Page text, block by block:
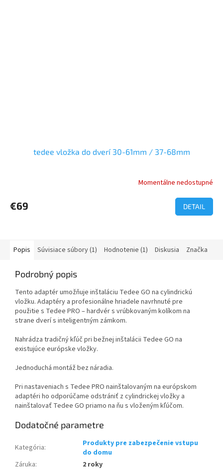
tedee vložka do dverí 30-61mm / 37-68mm
produktu
je
hviezdičiek.
Momentálne nedostupné
€69 DETAIL
Popis Súvisiace súbory (1) Hodnotenie (1) Diskusia Značka
Podrobný popis
Tento adaptér umožňuje inštaláciu Tedee GO na cylindrickú
vložku. Adaptéry a profesionálne hriadele navrhnuté pre
použitie s Tedee PRO – hardvér s vrúbkovaným kolíkom na
strane dverí s inteligentným zámkom.
Nahrádza tradičný kľúč pri bežnej inštalácii Tedee GO na
existujúce európske vložky.
Jednoduchá montáž bez náradia.
Pri nastaveniach s Tedee PRO nainštalovaným na európskom
adaptéri ho odporúčame odstrániť z cylindrickej vložky a
nainštalovať Tedee GO priamo na ňu s vloženým kľúčom.
Dodatočné parametre
Kategória:
Produkty pre zabezpečenie vstupu
do domu
Záruka:
2 roky